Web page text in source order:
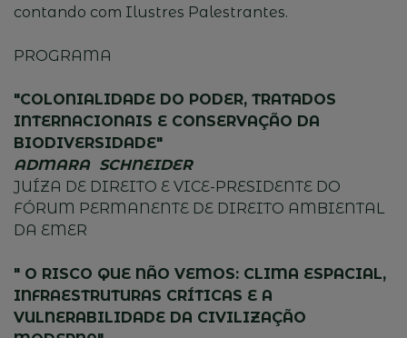
contando com Ilustres Palestrantes.
PROGRAMA
"COLONIALIDADE DO PODER, TRATADOS
INTERNACIONAIS E CONSERVAÇÃO DA
BIODIVERSIDADE"
ADMARA SCHNEIDER
JUÍZA DE DIREITO E VICE-PRESIDENTE DO
FÓRUM PERMANENTE DE DIREITO AMBIENTAL
DA EMER
" O RISCO QUE NÃO VEMOS: CLIMA ESPACIAL,
INFRAESTRUTURAS CRÍTICAS E A
VULNERABILIDADE DA CIVILIZAÇÃO